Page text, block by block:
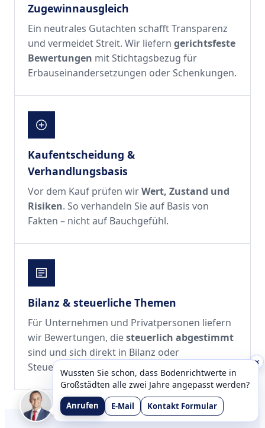
Zugewinnausgleich
Ein neutrales Gutachten schafft Transparenz
und vermeidet Streit. Wir lieferngerichtsfeste
Bewertungen mit Stichtagsbezug für
Erbauseinandersetzungen oder Schenkungen.
Kaufentscheidung &
Verhandlungsbasis
Vor dem Kauf prüfen wirWert, Zustand und
Risiken. So verhandeln Sie auf Basis von
Fakten – nicht auf Bauchgefühl.
Bilanz & steuerliche Themen
Für Unternehmen und Privatpersonen liefern
wir Bewertungen, diesteuerlich abgestimmt
sind und sich direkt in Bilanz oder
Steuererklärung integrieren lassen.
×
Wussten Sie schon, dass Bodenrichtwerte in
Großstädten alle zwei Jahre angepasst werden?
Anrufen E-Mail Kontakt Formular